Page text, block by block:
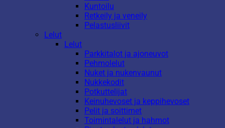
Kuntoilu
Retkeily ja veneily
Pelastusliivit
Lelut
Lelut
Parkkitalot ja ajoneuvot
Pehmolelut
Nuket ja nukenvaunut
Nukkekodit
Potkuttelijat
Keinuhevoset ja keppihevoset
Pelit ja soittimet
Toimintalelut ja hahmot